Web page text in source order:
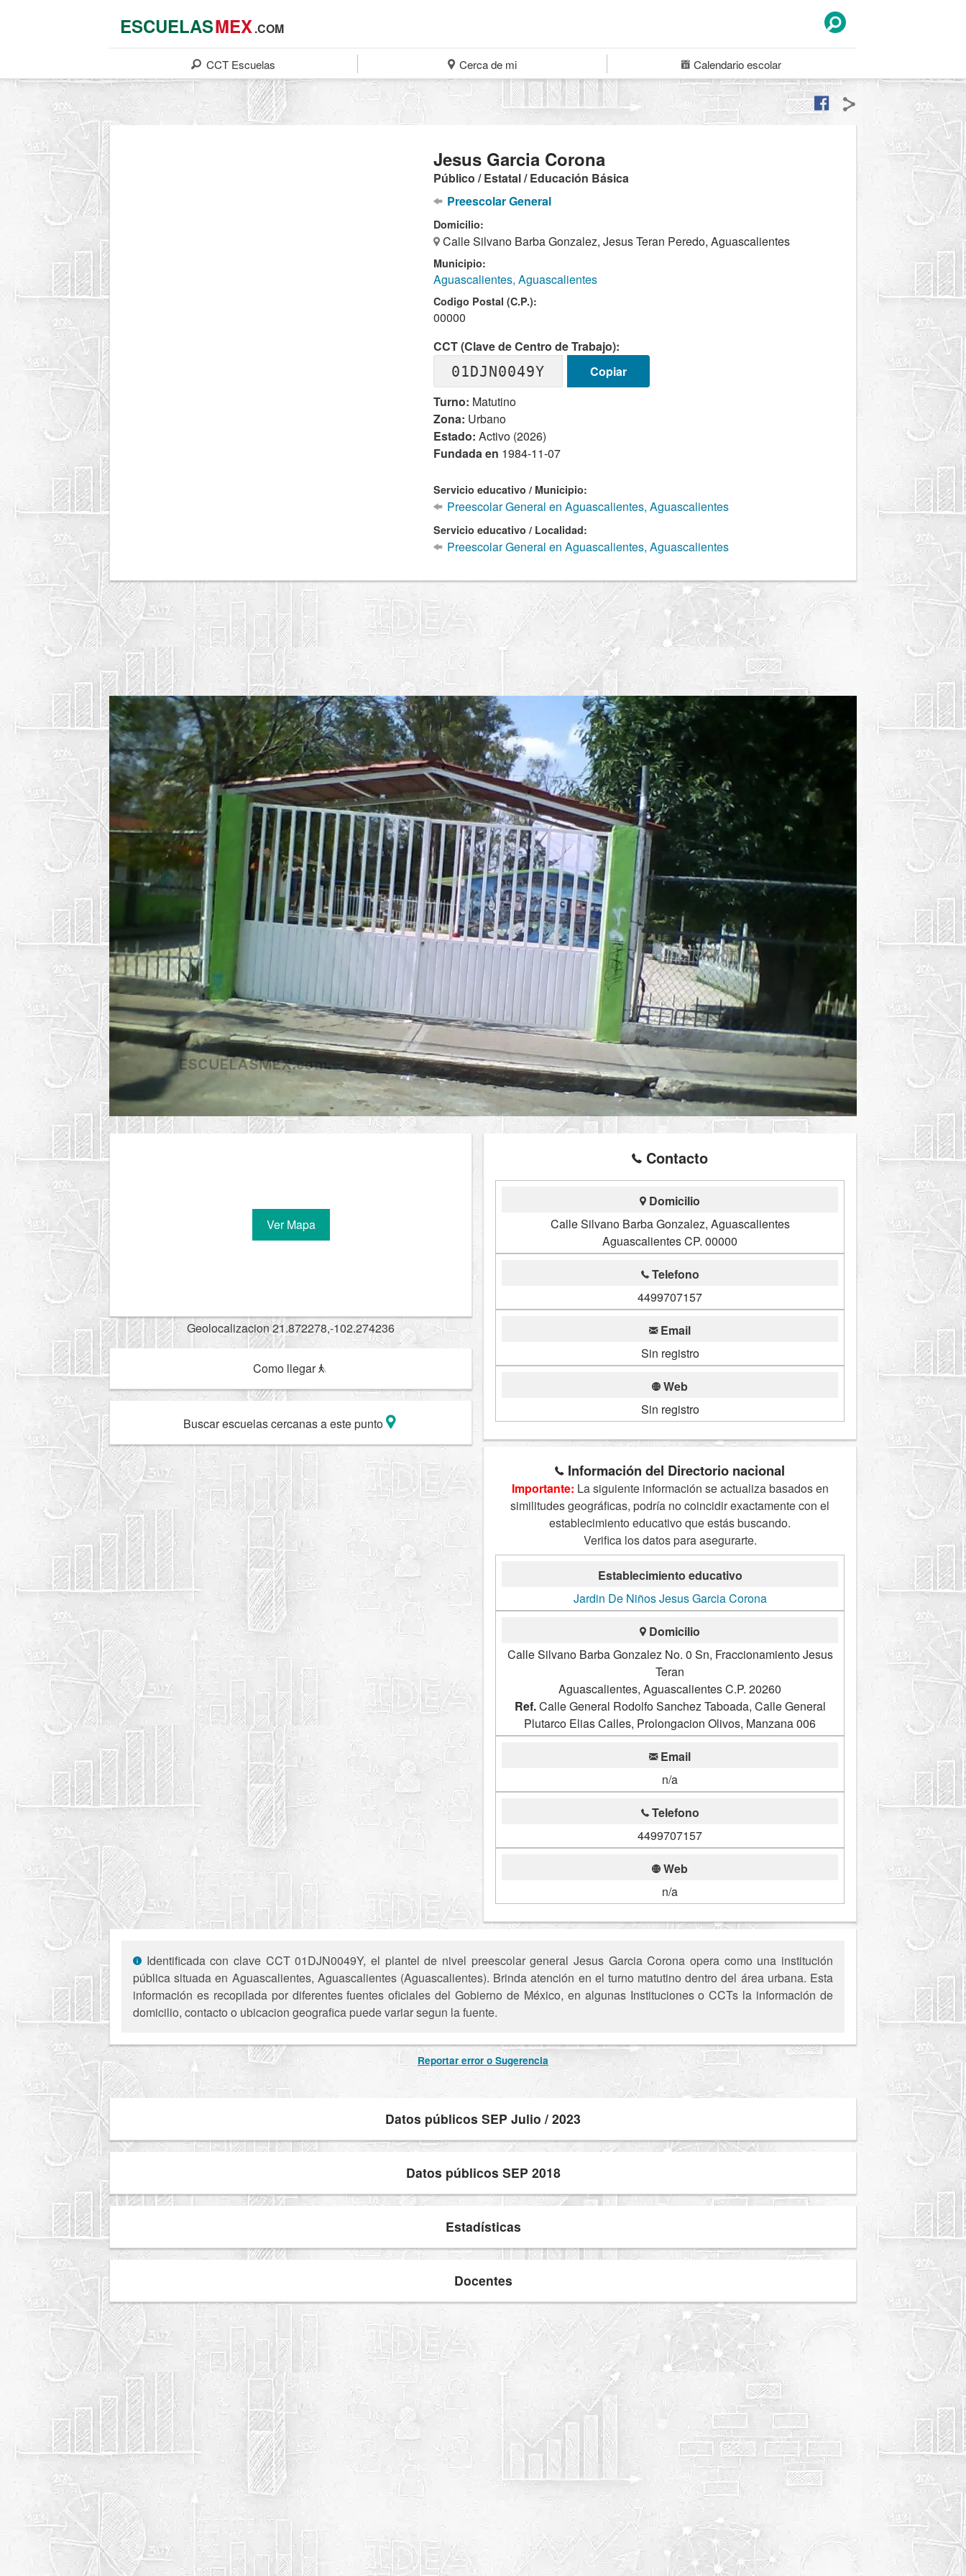
ESCUELASMEX.COM
CCT Escuelas Cerca de mi Calendarioescolar
Jesus Garcia Corona
Público / Estatal / Educación Básica
Preescolar General
Domicilio:
Calle Silvano Barba Gonzalez, Jesus Teran Peredo, Aguascalientes
Municipio:
Aguascalientes, Aguascalientes
Codigo Postal (C.P.):
00000
CCT (Clave de Centro de Trabajo):
01DJN0049Y
Copiar
Turno: Matutino
Zona: Urbano
Estado: Activo (2026)
Fundada en 1984-11-07
Servicio educativo / Municipio:
Preescolar General en Aguascalientes, Aguascalientes
Servicio educativo / Localidad:
Preescolar General en Aguascalientes, Aguascalientes
Ver Mapa
Geolocalizacion 21.872278,-102.274236
Como llegar
Buscar escuelas cercanas a este punto
Contacto
Domicilio
Calle Silvano Barba Gonzalez, Aguascalientes
Aguascalientes CP. 00000
Telefono
4499707157
Email
Sin registro
Web
Sin registro
Información del Directorio nacional
Importante: La siguiente información se actualiza basados en
similitudes geográficas, podría no coincidir exactamente con el
establecimiento educativo que estás buscando.
Verifica los datos para asegurarte.
Establecimiento educativo
Jardin De Niños Jesus Garcia Corona
Domicilio
Calle Silvano Barba Gonzalez No. 0 Sn, Fraccionamiento Jesus
Teran
Aguascalientes, Aguascalientes C.P. 20260
Ref.Calle General Rodolfo Sanchez Taboada, Calle General
Plutarco Elias Calles, Prolongacion Olivos, Manzana 006
Email
n/a
Telefono
4499707157
Web
n/a
Identificada con clave CCT 01DJN0049Y, el plantel de nivel preescolar general Jesus Garcia Corona opera como una institución
pública situada en Aguascalientes, Aguascalientes (Aguascalientes). Brinda atención en el turno matutino dentro del área urbana. Esta
información es recopilada por diferentes fuentes oficiales del Gobierno de México, en algunas Instituciones o CCTs la información de
domicilio, contacto o ubicacion geografica puede variar segun la fuente.
Reportar error o Sugerencia
Datos públicos SEP Julio / 2023
Datos públicos SEP 2018
Estadísticas
Docentes